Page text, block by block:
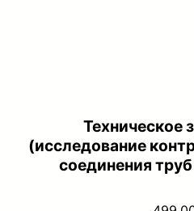
Техническое
(исследование
соединения